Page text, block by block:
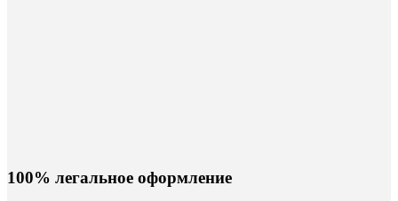
100% легальное оформление